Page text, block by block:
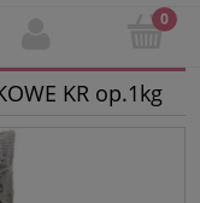
KR op.1kg